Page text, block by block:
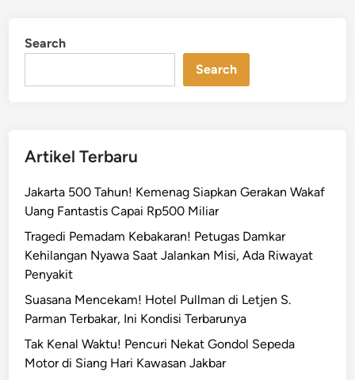
Search
Search
Artikel Terbaru
Jakarta 500 Tahun! Kemenag Siapkan Gerakan Wakaf
Uang Fantastis Capai Rp500 Miliar
Tragedi Pemadam Kebakaran! Petugas Damkar
Kehilangan Nyawa Saat Jalankan Misi, Ada Riwayat
Penyakit
Suasana Mencekam! Hotel Pullman di Letjen S.
Parman Terbakar, Ini Kondisi Terbarunya
Tak Kenal Waktu! Pencuri Nekat Gondol Sepeda
Motor di Siang Hari Kawasan Jakbar